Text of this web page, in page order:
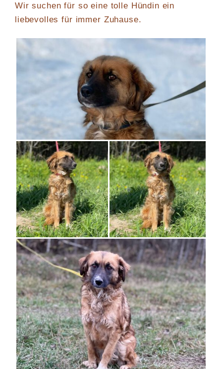
Wir suchen für so eine tolle Hündin ein
liebevolles für immer Zuhause.